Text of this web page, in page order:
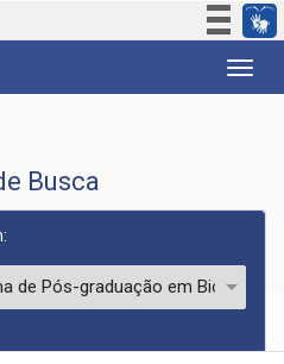
Acesso à informação
Busca